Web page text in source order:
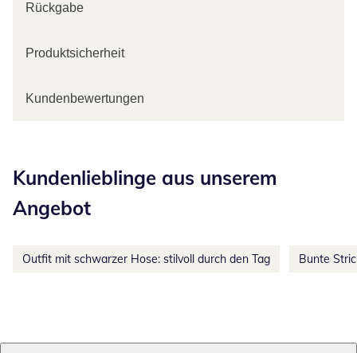
Rückgabe
Produktsicherheit
Kundenbewertungen
Kundenlieblinge aus unserem
Angebot
Outfit mit schwarzer Hose: stilvoll durch den Tag Bunte